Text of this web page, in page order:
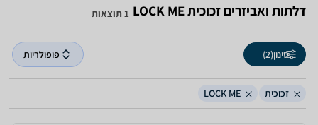
דלתות ואביזרים ‏זכוכית ‏LOCK ME 1 תוצאות
סינון(2) פופולריות
זכוכית LOCK ME